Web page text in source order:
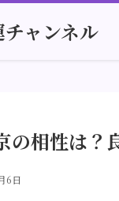
ャンネル
の相性は？
6日